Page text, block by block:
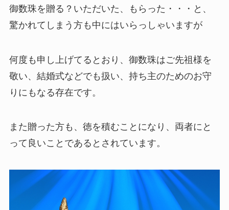
御数珠を贈る？いただいた、もらった・・・と、
驚かれてしまう方も中にはいらっしゃいますが
何度も申し上げてるとおり、御数珠はご先祖様を
敬い、結婚式などでも扱い、持ち主のためのお守
りにもなる存在です。
また贈った方も、徳を積むことになり、両者にと
って良いことであるとされています。